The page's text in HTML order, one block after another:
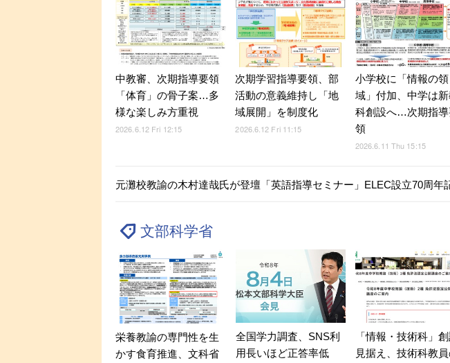
中教審、次期指導要領
「体育」の骨子案…多
様な楽しみ方重視
2026.6.12 Fri 12:15
次期学習指導要領、部
活動の意義維持し「地
域展開」を制度化
2026.6.12 Fri 11:15
小学校に「情報の領
域」付加、中学は新
科創設へ…次期指導
領
2026.6.11 Thu 15:15
元灘校教諭の木村達哉氏が登壇「英語指導セミナー」ELEC設立70周年
文部科学省
栄養教諭の専門性を生
かす食育推進、文科省
全国学力調査、SNS利
用長いほど正答率低
「情報・技術科」
見据え、技術科教